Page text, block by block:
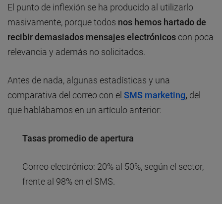
El punto de inflexión se ha producido al utilizarlo
masivamente, porque todos nos hemos hartado de
recibir demasiados mensajes electrónicos con poca
relevancia y además no solicitados.
Antes de nada, algunas estadísticas y una
comparativa del correo con el SMS marketing, del
que hablábamos en un artículo anterior:
Tasas promedio de apertura
Correo electrónico: 20% al 50%, según el sector,
frente al 98% en el SMS.